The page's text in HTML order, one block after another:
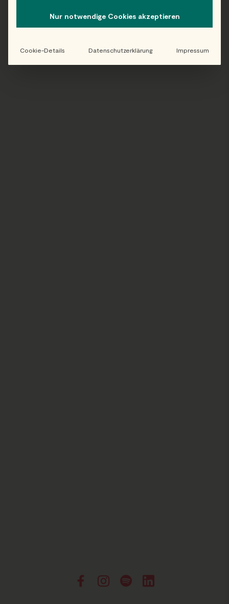
Folge uns auf Instagram!
Nur notwendige Cookies akzeptieren
Cookie-Details Datenschutzerklärung Impressum